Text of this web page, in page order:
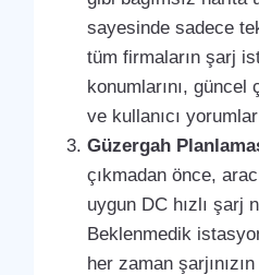
sayesinde sadece
tüm firmaların şarj
konumlarını, güncel
ve kullanıcı
Güzergah
çıkmadan önce,
uygun DC hızlı şarj
Beklenmedik
her zaman